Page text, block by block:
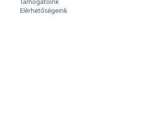
Elérhetőségeink